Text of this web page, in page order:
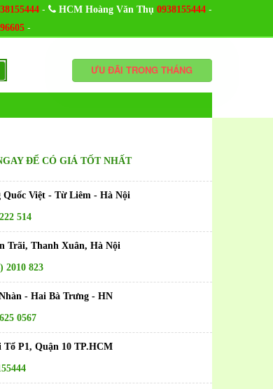
- HCM Hoàng Văn Thụ 0938155444-
-
ƯU ĐÃI TRONG THÁNG
ĐỂ CÓ GIÁ TỐT NHẤT
Quốc Việt - Từ Liêm - Hà Nội
514
Trãi, Thanh Xuân, Hà Nội
2010 823
- Hai Bà Trưng - HN
0567
Tổ P1, Quận 10 TP.HCM